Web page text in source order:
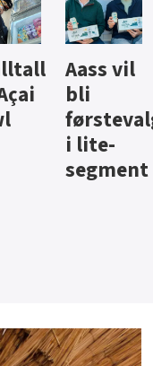
og
Hard
iste fra
Hansa